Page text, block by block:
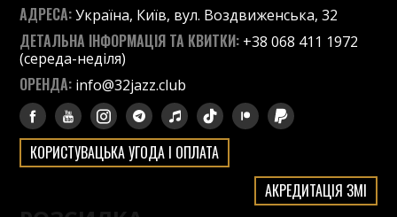
АДРЕСА:Україна, Київ, вул. Воздвиженська, 32
ДЕТАЛЬНА ІНФОРМАЦІЯ ТА КВИТКИ: +38 068 411 1972
(середа-неділя)
ОРЕНДА: info@32jazz.club
КОРИСТУВАЦЬКА УГОДА І ОПЛАТА
АКРЕДИТАЦІЯ ЗМІ